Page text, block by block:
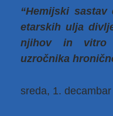
“Hemijski sastav
etarskih ulja
njihov in vitro
uzročnika
sreda, 1.